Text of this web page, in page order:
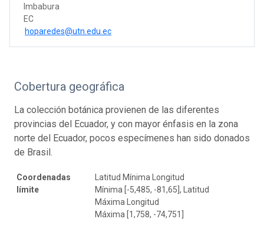
Imbabura
EC
hoparedes@utn.edu.ec
Cobertura geográfica
La colección botánica provienen de las diferentes
provincias del Ecuador, y con mayor énfasis en la zona
norte del Ecuador, pocos especímenes han sido donados
de Brasil.
Coordenadas
límite
Latitud Mínima Longitud
Mínima [-5,485, -81,65], Latitud
Máxima Longitud
Máxima [1,758, -74,751]